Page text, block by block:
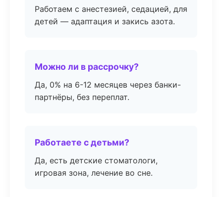
Работаем с анестезией, седацией, для
детей — адаптация и закись азота.
Можно ли в рассрочку?
Да, 0% на 6-12 месяцев через банки-
партнёры, без переплат.
Работаете с детьми?
Да, есть детские стоматологи,
игровая зона, лечение во сне.